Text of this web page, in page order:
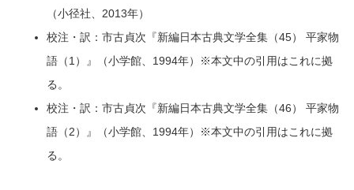
（小径社、2013年）
校注・訳：市古貞次『新編日本古典文学全集（45） 平家物
語（1）』（小学館、1994年）※本文中の引用はこれに拠
る。
校注・訳：市古貞次『新編日本古典文学全集（46） 平家物
語（2）』（小学館、1994年）※本文中の引用はこれに拠
る。